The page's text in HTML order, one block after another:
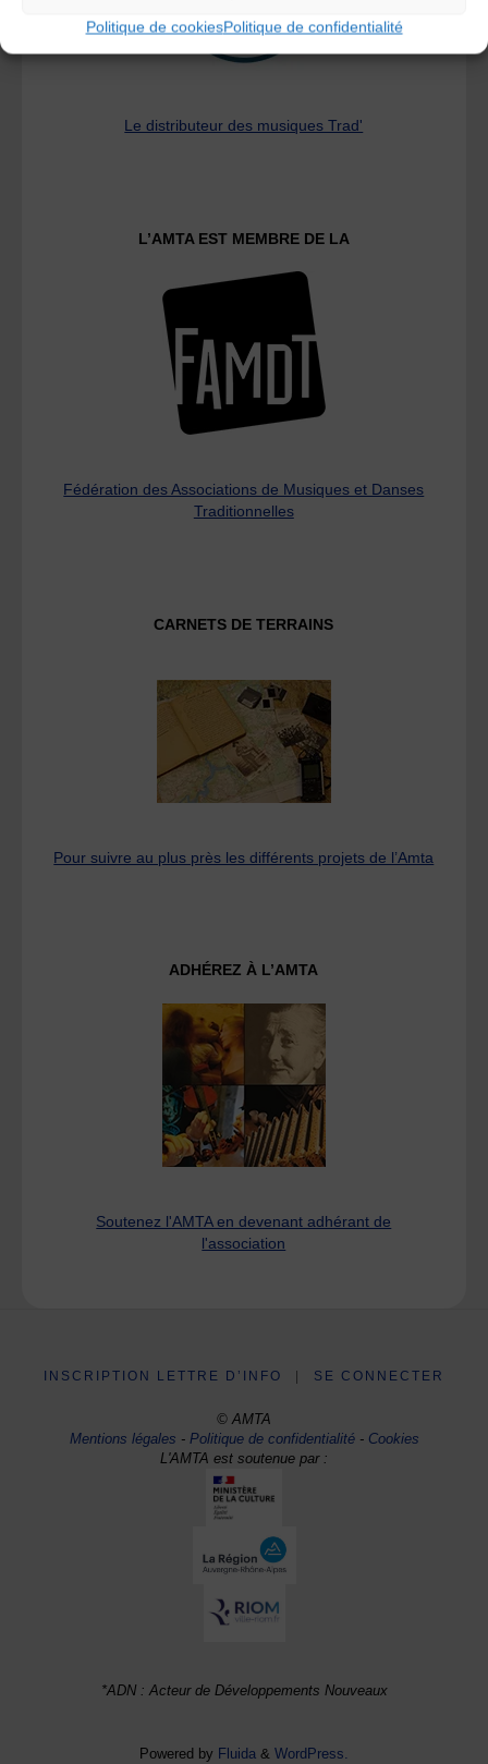
Politique de cookiesPolitique de confidentialité
Le distributeur des musiques Trad'
L’AMTA EST MEMBRE DE LA
Fédération des Associations de Musiques et Danses
Traditionnelles
CARNETS DE TERRAINS
Pour suivre au plus près les différents projets de l’Amta
ADHÉREZ À L’AMTA
Soutenez l'AMTA en devenant adhérant de
l'association
INSCRIPTION LETTRE D’INFO SE CONNECTER
© AMTA
Mentions légales -Politique de confidentialité- Cookies
L'AMTA est soutenue par :
*ADN : Acteur de Développements Nouveaux
Powered by Fluida & WordPress.